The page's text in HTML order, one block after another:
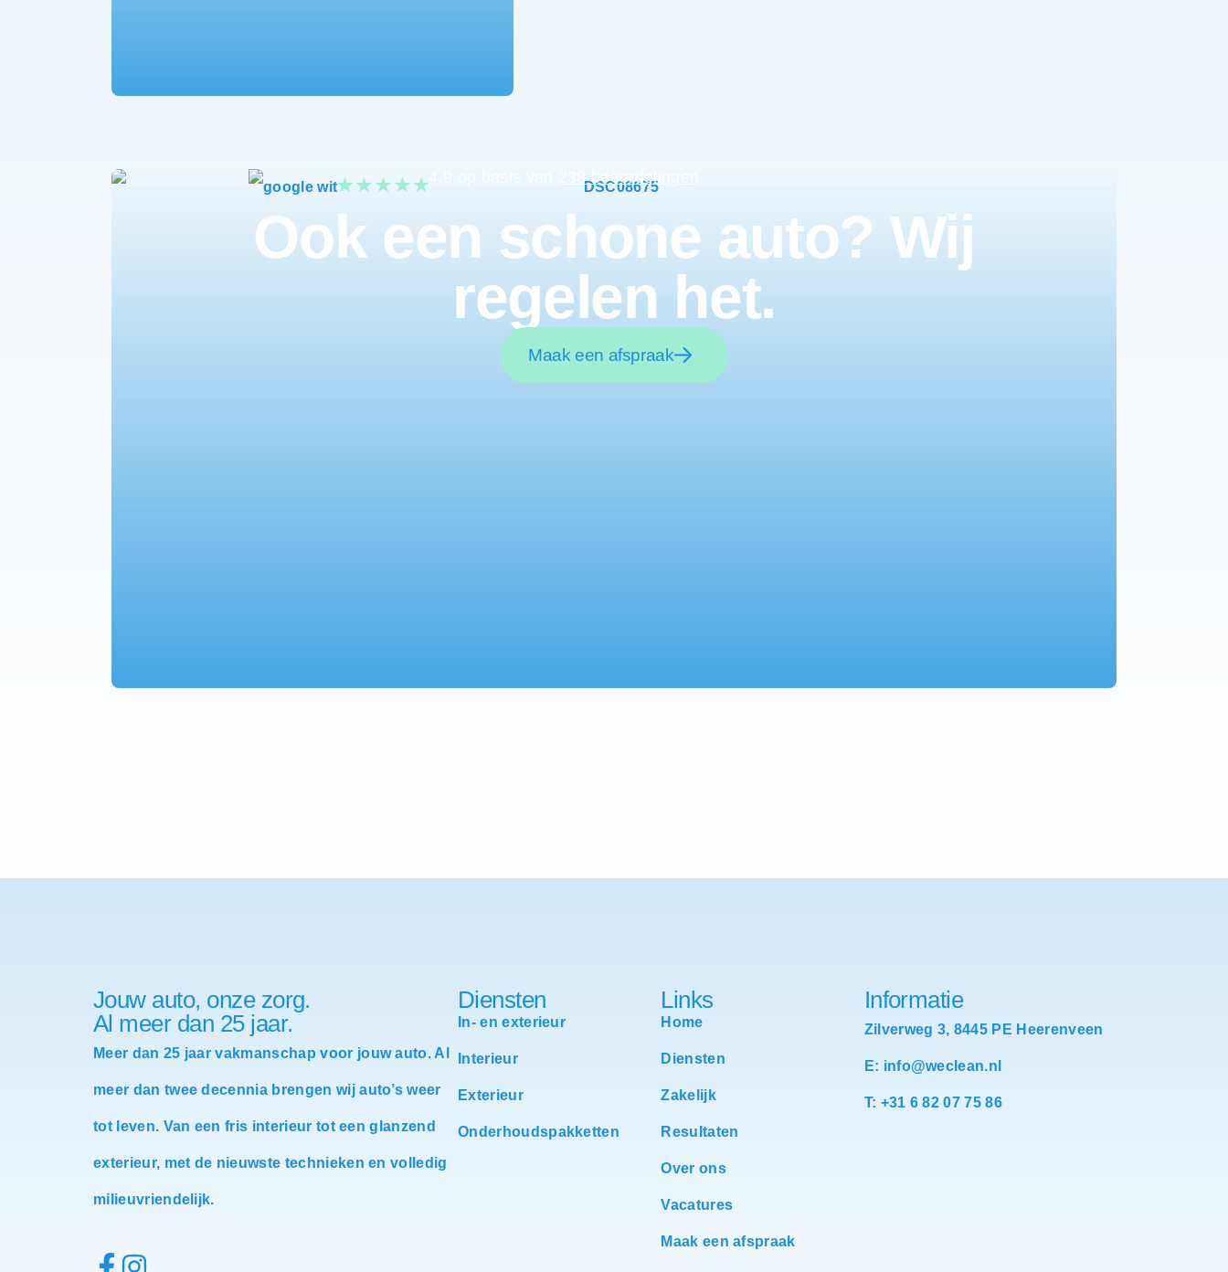
238 beoordelingen
Ook een schone auto? Wij
regelen het.
Maak een afspraak
Jouw auto, onze zorg.
Al meer dan 25 jaar.
Meer dan 25 jaar vakmanschap voor jouw auto. Al
meer dan twee decennia brengen wij auto’s weer
tot leven. Van een fris interieur tot een glanzend
exterieur, met de nieuwste technieken en volledig
milieuvriendelijk.
Diensten
In- en exterieur
Interieur
Exterieur
Onderhoudspakketten
Links
Home
Diensten
Zakelijk
Resultaten
Over ons
Vacatures
Maak een afspraak
Informatie
Zilverweg 3, 8445 PE Heerenveen
E: info@weclean.nl
T: +31 6 82 07 75 86